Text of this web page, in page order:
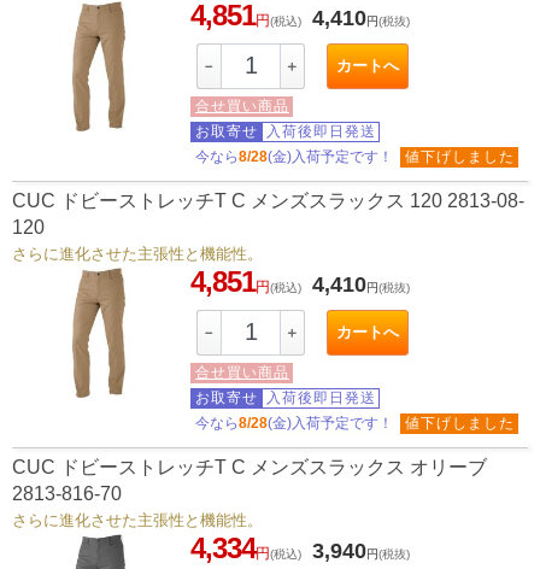
4,851円(税込) 4,410円(税抜)
－ ＋ カートへ
合せ買い商品
お取寄せ
入荷後即日発送
今なら8/28(金)入荷予定です！ 値下げしました
CUC ドビーストレッチT C メンズスラックス 120 2813-08-
120
さらに進化させた主張性と機能性。
4,851円(税込) 4,410円(税抜)
－ ＋ カートへ
合せ買い商品
お取寄せ
入荷後即日発送
今なら8/28(金)入荷予定です！ 値下げしました
CUC ドビーストレッチT C メンズスラックス オリーブ
2813-816-70
さらに進化させた主張性と機能性。
4,334円(税込) 3,940円(税抜)